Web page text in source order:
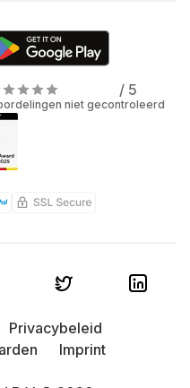
/ 5
niet gecontroleerd
Privacybeleid
Imprint